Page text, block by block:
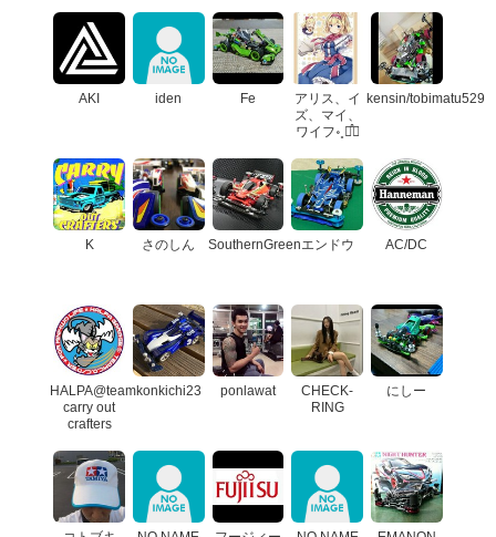
AKI iden Fe
アリス、イ
ズ、マイ、
ワイフ॰˳ཻ̊♡
kensin/tobimatu529
K さのしん SouthernGreenエンドウ AC/DC
HALPA@team
carry out
crafters
konkichi23 ponlawat
CHECK-
RING
にしー